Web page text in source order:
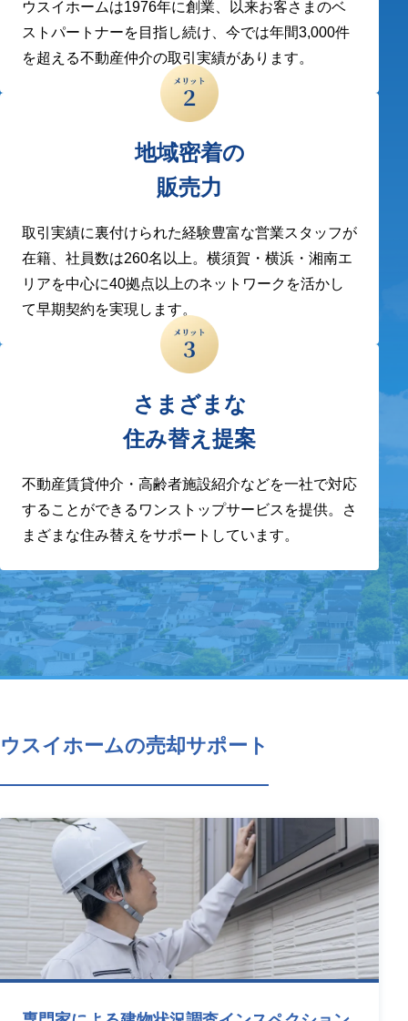
ウスイホームは1976年に創業、以来お客さまのベ
ストパートナーを目指し続け、今では年間3,000件
を超える不動産仲介の取引実績があります。
地域密着の
販売力
取引実績に裏付けられた経験豊富な営業スタッフが
在籍、社員数は260名以上。横須賀・横浜・湘南エ
リアを中心に40拠点以上のネットワークを活かし
て早期契約を実現します。
さまざまな
住み替え提案
不動産賃貸仲介・高齢者施設紹介などを一社で対応
することができるワンストップサービスを提供。さ
まざまな住み替えをサポートしています。
ウスイホームの売却サポート